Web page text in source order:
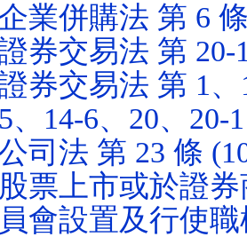
業併購法 第 6
券交易法 第 20-
券交易法 第 1、
5、14-6、20、20-
司法 第 23 條
股票上市或於證
員會設置及行使